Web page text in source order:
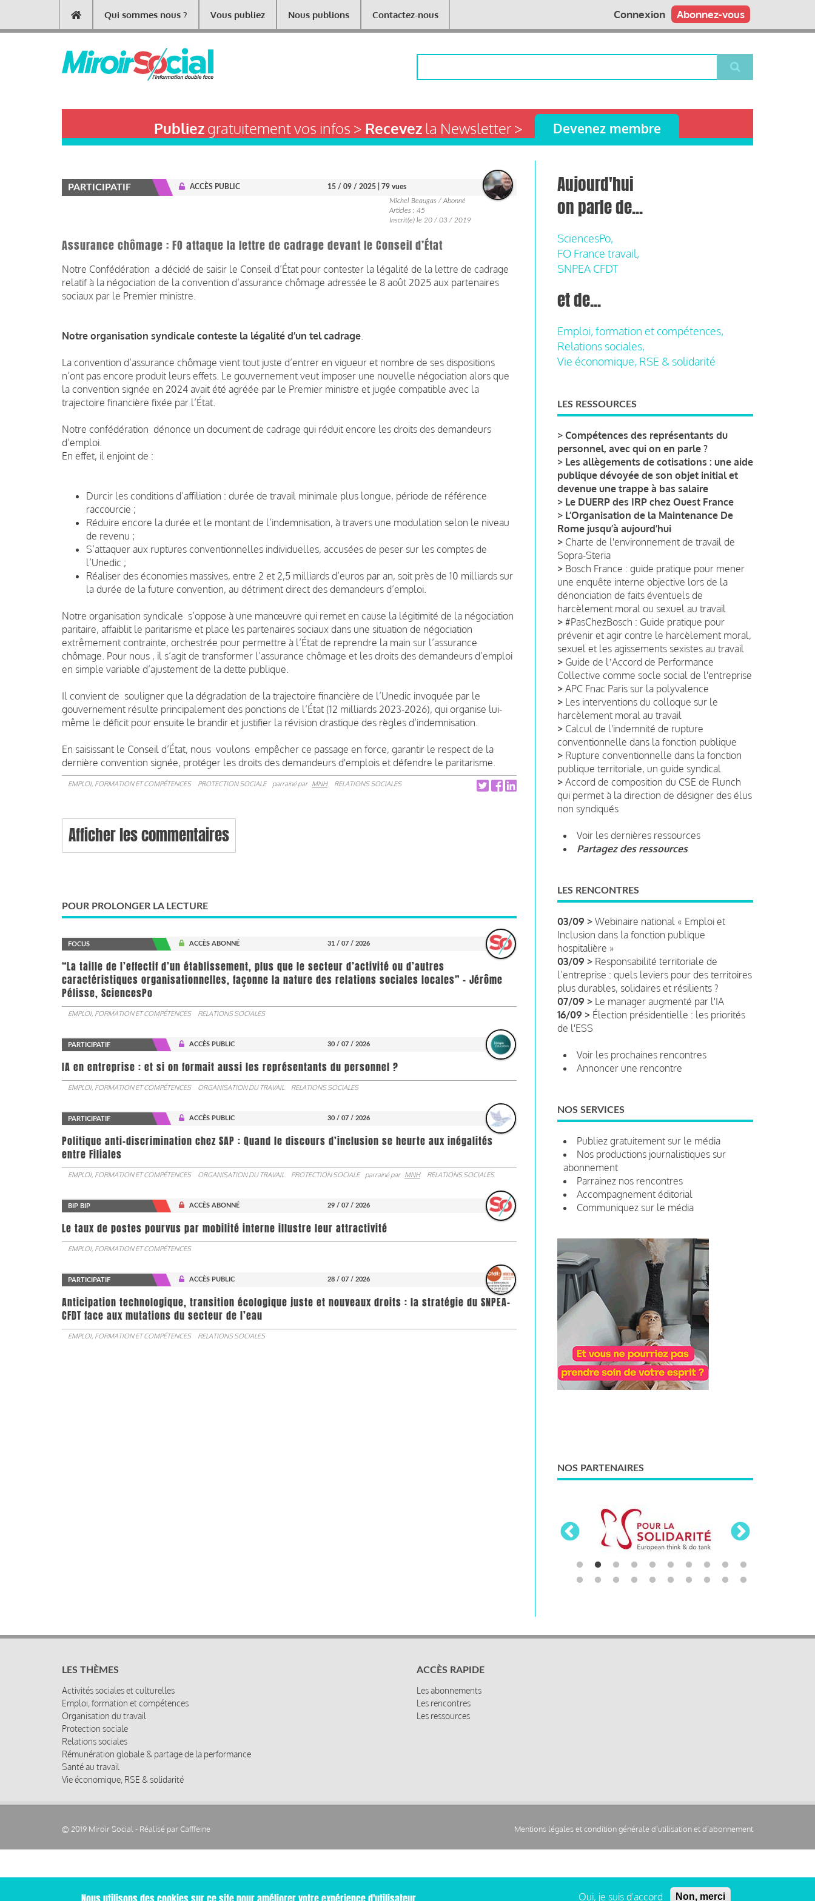
contenu
Main
navigation
Qui sommes nous ? Vous publiez Nous publions Contactez-nous Abonnez-vous
Connexion
Publiezgratuitement vos infos > Recevezla Newsletter > Devenez membre
PARTICIPATIF ACCÈS PUBLIC 15 / 09 / 2025
| 79 vues
Michel Beaugas / Abonné
Articles : 45
Inscrit(e) le 20 / 03 / 2019
Assurance chômage : FO attaque la lettre de cadrage devant le Conseil d’État
Notre Confédération a décidé de saisir le Conseil d’État pour contester la légalité de la lettre de cadrage
relatif à la négociation de la convention d’assurance chômage adressée le 8 août 2025 aux partenaires
sociaux par le Premier ministre.
Notre organisation syndicale conteste la légalité d’un tel cadrage
La convention d’assurance chômage vient tout juste d’entrer en vigueur et nombre de ses dispositions
n’ont pas encore produit leurs effets. Le gouvernement veut imposer une nouvelle négociation alors que
la convention signée en 2024 avait été agréée par le Premier ministre et jugée compatible avec la
trajectoire financière fixée par l’État.
Notre confédération dénonce un document de cadrage qui réduit encore les droits des demandeurs
d’emploi.
En effet, il enjoint de :
Durcir les conditions d’affiliation : durée de travail minimale plus longue, période de référence
raccourcie ;
Réduire encore la durée et le montant de l’indemnisation, à travers une modulation selon le niveau
de revenu ;
S’attaquer aux ruptures conventionnelles individuelles, accusées de peser sur les comptes de
l’Unedic ;
Réaliser des économies massives, entre 2 et 2,5 milliards d’euros par an, soit près de 10 milliards sur
la durée de la future convention, au détriment direct des demandeurs d’emploi.
Notre organisation syndicale s’oppose à une manœuvre qui remet en cause la légitimité de la négociation
paritaire, affaiblit le paritarisme et place les partenaires sociaux dans une situation de négociation
extrêmement contrainte, orchestrée pour permettre à l’État de reprendre la main sur l’assurance
chômage. Pour nous , il s’agit de transformer l’assurance chômage et les droits des demandeurs d’emploi
en simple variable d’ajustement de la dette publique.
Il convient de souligner que la dégradation de la trajectoire financière de l’Unedic invoquée par le
gouvernement résulte principalement des ponctions de l’État (12 milliards 2023-2026), qui organise lui-
même le déficit pour ensuite le brandir et justifier la révision drastique des règles d’indemnisation.
En saisissant le Conseil d’État, nous voulons empêcher ce passage en force, garantir le respect de la
dernière convention signée, protéger les droits des demandeurs d'emplois et défendre le paritarisme.
EMPLOI, FORMATION ET COMPÉTENCES PROTECTION SOCIALE parrainé par MNH RELATIONS SOCIALES
Afficher les commentaires
POUR PROLONGER LA LECTURE
FOCUS ACCÈS ABONNÉ 31 / 07 / 2026
“La taille de l’effectif d’un établissement, plus que le secteur d’activité ou d’autres
caractéristiques organisationnelles, façonne la nature des relations sociales locales” - Jérôme
Pélisse, SciencesPo
EMPLOI, FORMATION ET COMPÉTENCES RELATIONS SOCIALES
PARTICIPATIF ACCÈS PUBLIC 30 / 07 / 2026
IA en entreprise : et si on formait aussi les représentants du personnel ?
EMPLOI, FORMATION ET COMPÉTENCES ORGANISATION DU TRAVAIL RELATIONS SOCIALES
PARTICIPATIF ACCÈS PUBLIC 30 / 07 / 2026
Politique anti-discrimination chez SAP : Quand le discours d’inclusion se heurte aux inégalités
entre Filiales
EMPLOI, FORMATION ET COMPÉTENCES ORGANISATION DU TRAVAIL PROTECTION SOCIALE parrainé par MNH RELATIONS SOCIALES
BIP BIP ACCÈS ABONNÉ 29 / 07 / 2026
Le taux de postes pourvus par mobilité interne illustre leur attractivité
EMPLOI, FORMATION ET COMPÉTENCES
PARTICIPATIF ACCÈS PUBLIC 28 / 07 / 2026
Anticipation technologique, transition écologique juste et nouveaux droits : la stratégie du SNPEA-
CFDT face aux mutations du secteur de l’eau
EMPLOI, FORMATION ET COMPÉTENCES RELATIONS SOCIALES
Aujourd'hui
on parle de...
SciencesPo,
FO France travail,
SNPEA CFDT
et de...
Emploi, formation et compétences,
Relations sociales,
Vie économique, RSE & solidarité
LES RESSOURCES
> Compétences des représentants du
personnel, avec qui on en parle ?
> Les allègements de cotisations : une aide
publique dévoyée de son objet initial et
devenue une trappe à bas salaire
> Le DUERP des IRP chez Ouest France
> L’Organisation de la Maintenance De
Rome jusqu’à aujourd’hui
> Charte de l'environnement de travail de
Sopra-Steria
> Bosch France : guide pratique pour mener
une enquête interne objective lors de la
dénonciation de faits éventuels de
harcèlement moral ou sexuel au travail
> #PasChezBosch : Guide pratique pour
prévenir et agir contre le harcèlement moral,
sexuel et les agissements sexistes au travail
> Guide de lʼAccord de Performance
Collective comme socle social de l'entreprise
> APC Fnac Paris sur la polyvalence
> Les interventions du colloque sur le
harcèlement moral au travail
> Calcul de l'indemnité de rupture
conventionnelle dans la fonction publique
> Rupture conventionnelle dans la fonction
publique territoriale, un guide syndical
> Accord de composition du CSE de Flunch
qui permet à la direction de désigner des élus
non syndiqués
Voir les dernières ressources
Partagez des ressources
LES RENCONTRES
03/09 > Webinaire national « Emploi et
Inclusion dans la fonction publique
hospitalière »
03/09 > Responsabilité territoriale de
l’entreprise : quels leviers pour des territoires
plus durables, solidaires et résilients ?
07/09 > Le manager augmenté par l'IA
16/09 > Élection présidentielle : les priorités
de l'ESS
Voir les prochaines rencontres
Annoncer une rencontre
NOS SERVICES
Publiez gratuitement sur le média
Nos productions journalistiques sur
abonnement
Parrainez nos rencontres
Accompagnement éditorial
Communiquez sur le média
NOS PARTENAIRES
LES THÈMES
Activités sociales et culturelles
Emploi, formation et compétences
Organisation du travail
Protection sociale
Relations sociales
Rémunération globale & partage de la performance
Santé au travail
Vie économique, RSE & solidarité
ACCÈS RAPIDE
Les abonnements
Les rencontres
Les ressources
© 2019 Miroir Social - Réalisé par Cafffeine
Pied
de
Mentions légales et condition générale d’utilisation et d’abonnement
Oui, je suis d'accord Non, merci